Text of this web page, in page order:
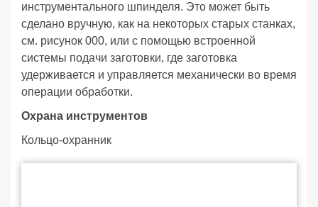
инструментального шпинделя. Это может быть
сделано вручную, как на некоторых старых станках,
см. рисунок 000, или с помощью встроенной
системы подачи заготовки, где заготовка
удерживается и управляется механически во время
операции обработки.
Охрана инструментов
Кольцо-охранник